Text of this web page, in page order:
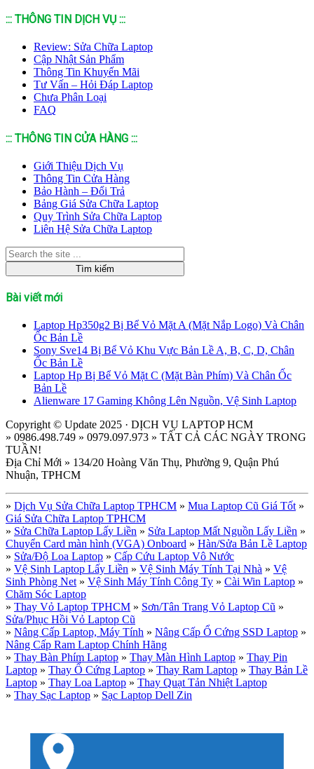
::: THÔNG TIN DỊCH VỤ :::
Review: Sửa Chữa Laptop
Cập Nhật Sản Phẩm
Thông Tin Khuyến Mãi
Tư Vấn – Hỏi Đáp Laptop
Chưa Phân Loại
FAQ
::: THÔNG TIN CỬA HÀNG :::
Giới Thiệu Dịch Vụ
Thông Tin Cửa Hàng
Bảo Hành – Đổi Trả
Bảng Giá Sửa Chữa Laptop
Quy Trình Sửa Chữa Laptop
Liên Hệ Sửa Chữa Laptop
Bài viết mới
Laptop Hp350g2 Bị Bể Vỏ Mặt A (Mặt Nắp Logo) Và Chân
Ốc Bản Lề
Sony Sve14 Bị Bể Vỏ Khu Vực Bản Lề A, B, C, D, Chân
Ốc Bản Lề
Laptop Hp Bị Bể Vỏ Mặt C (Mặt Bàn Phím) Và Chân Ốc
Bản Lề
Alienware 17 Gaming Không Lên Nguồn, Vệ Sinh Laptop
Copyright © Update 2025 · DỊCH VỤ LAPTOP HCM
» 0986.498.749 » 0979.097.973 » TẤT CẢ CÁC NGÀY TRONG
TUẦN!
Địa Chỉ Mới » 134/20 Hoàng Văn Thụ, Phường 9, Quận Phú
Nhuận, TPHCM
» Dịch Vụ Sửa Chữa Laptop TPHCM » Mua Laptop Cũ Giá Tốt »
Giá Sửa Chữa Laptop TPHCM
» Sửa Chữa Laptop Lấy Liền » Sửa Laptop Mất Nguồn Lấy Liền »
Chuyển Card màn hình (VGA) Onboard » Hàn/Sửa Bản Lề Laptop
» Sửa/Độ Loa Laptop » Cấp Cứu Laptop Vô Nước
» Vệ Sinh Laptop Lấy Liền » Vệ Sinh Máy Tính Tại Nhà » Vệ
Sinh Phòng Net » Vệ Sinh Máy Tính Công Ty » Cài Win Laptop »
Chăm Sóc Laptop
» Thay Vỏ Laptop TPHCM » Sơn/Tân Trang Vỏ Laptop Cũ »
Sửa/Phục Hồi Vỏ Laptop Cũ
» Nâng Cấp Laptop, Máy Tính » Nâng Cấp Ổ Cứng SSD Laptop »
Nâng Cấp Ram Laptop Chính Hãng
» Thay Bàn Phím Laptop » Thay Màn Hình Laptop » Thay Pin
Laptop » Thay Ổ Cứng Laptop » Thay Ram Laptop » Thay Bản Lề
Laptop » Thay Loa Laptop » Thay Quạt Tản Nhiệt Laptop
» Thay Sạc Laptop » Sạc Laptop Dell Zin